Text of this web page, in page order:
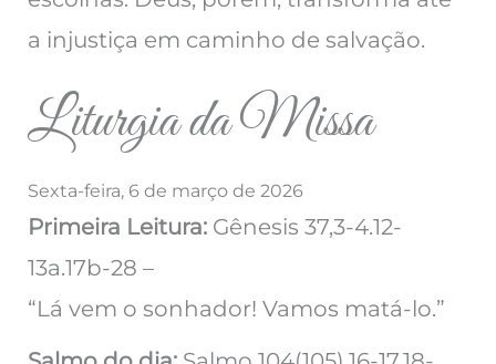
a injustiça em caminho de salvação.
Liturgia da Missa
Sexta-feira, 6 de março de 2026
Primeira Leitura: Gênesis 37,3-4.12-
13a.17b-28 –
“Lá vem o sonhador! Vamos matá-lo.”